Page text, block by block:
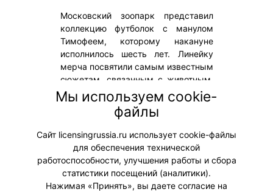
Московский зоопарк представил
коллекцию футболок с манулом
Тимофеем, которому накануне
исполнилось шесть лет. Линейку
мерча посвятили самым известным
сюжетам, связанным с животным,
которое за последние годы стало
одним из главных символов
зоопарка и героем социальных
сетей.
#Мерч
Мы используем cookie-
файлы
Сайт licensingrussia.ru использует cookie-файлы
для обеспечения технической
работоспособности, улучшения работы и сбора
статистики посещений (аналитики).
Нажимая «Принять», вы даете согласие на